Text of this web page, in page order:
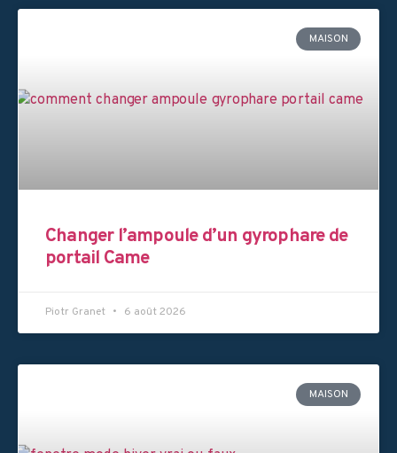
MAISON
Changer l’ampoule d’un gyrophare de
portail Came
Piotr Granet 6 août 2026
MAISON